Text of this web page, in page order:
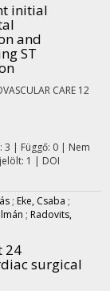
initial
and
ST
CARE 12
3 | Függő: 0 | Nem
1 | DOI
; Eke, Csaba ;
; Radovits,
24
surgical